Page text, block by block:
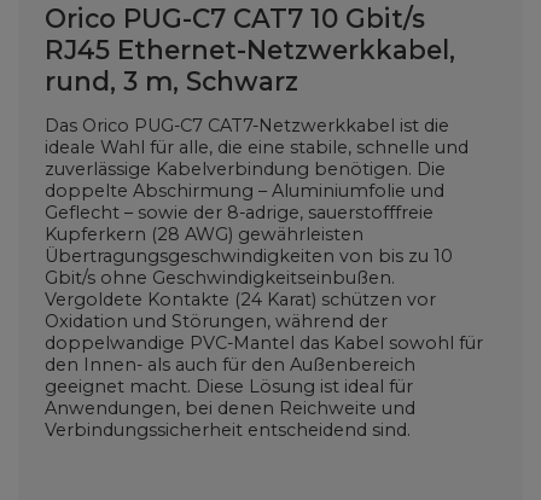
Orico PUG-C7 CAT7 10 Gbit/s
RJ45 Ethernet-Netzwerkkabel,
rund, 3 m, Schwarz
Das Orico PUG-C7 CAT7-Netzwerkkabel ist die
ideale Wahl für alle, die eine stabile, schnelle und
zuverlässige Kabelverbindung benötigen. Die
doppelte Abschirmung – Aluminiumfolie und
Geflecht – sowie der 8-adrige, sauerstofffreie
Kupferkern (28 AWG) gewährleisten
Übertragungsgeschwindigkeiten von bis zu 10
Gbit/s ohne Geschwindigkeitseinbußen.
Vergoldete Kontakte (24 Karat) schützen vor
Oxidation und Störungen, während der
doppelwandige PVC-Mantel das Kabel sowohl für
den Innen- als auch für den Außenbereich
geeignet macht. Diese Lösung ist ideal für
Anwendungen, bei denen Reichweite und
Verbindungssicherheit entscheidend sind.